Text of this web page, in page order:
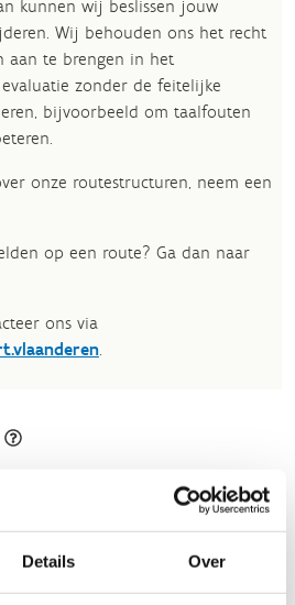
Details Over
kunnen wij beslissen jouw
Wij behouden ons het recht
aan te brengen in het
zonder de feitelijke
bijvoorbeeld om taalfouten
onze routestructuren, neem een
op een route? Ga dan naar
ons via
.​